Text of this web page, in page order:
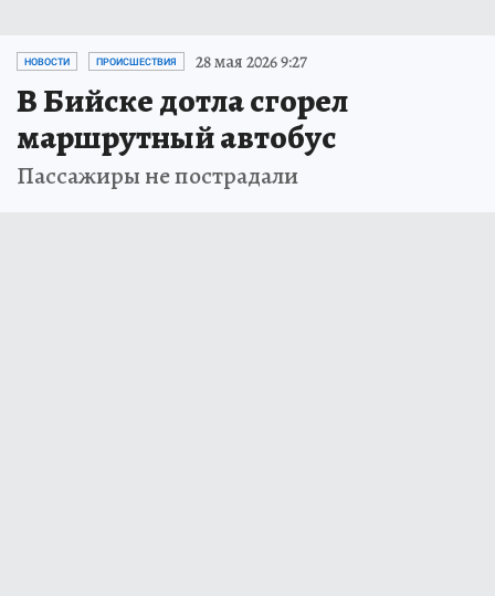
НОВОСТИ ПРОИСШЕСТВИЯ 28 мая 2026 9:27
В Бийске дотла сгорел
маршрутный автобус
Пассажиры не пострадали